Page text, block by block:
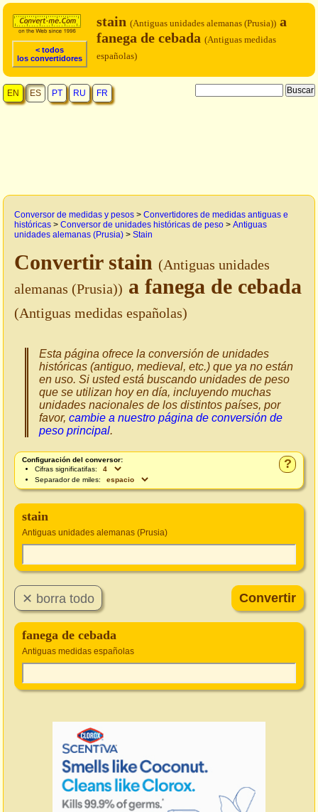
< todos
los convertidores
stain (Antiguas unidades alemanas (Prusia)) a
fanega de cebada (Antiguas medidas
españolas)
EN ES PT RU FR
Conversor de medidas y pesos > Convertidores de medidas antiguas e
históricas > Conversor de unidades históricas de peso > Antiguas
unidades alemanas (Prusia) > Stain
Convertir stain (Antiguas unidades
alemanas (Prusia)) a fanega de cebada
(Antiguas medidas españolas)
Esta página ofrece la conversión de unidades
históricas (antiguo, medieval, etc.) que ya no están
en uso. Si usted está buscando unidades de peso
que se utilizan hoy en día, incluyendo muchas
unidades nacionales de los distintos países, por
favor, cambie a nuestro página de conversión de
peso principal.
?
Configuración del conversor:
Cifras significatifas:
Separador de miles:
stain
Antiguas unidades alemanas (Prusia)
fanega de cebada
Antiguas medidas españolas